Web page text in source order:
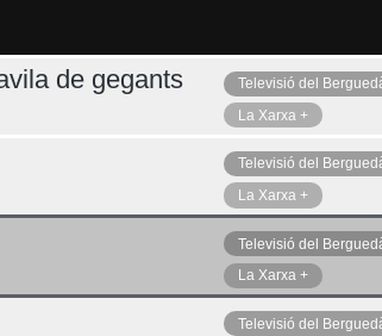
05 Ahir
de gegants
Televisió del
La Xarxa +
Televisió del
La Xarxa +
Televisió del
La Xarxa +
Televisió del